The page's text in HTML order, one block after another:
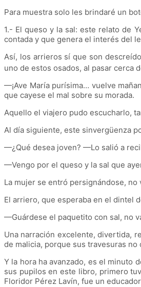
Para muestra solo les brindaré un
1.- El queso y la sal: este relato de
contada y que genera el interés del
Así, los arrieros sí que son
uno de estos osados, al pasar cerca
—¡Ave María purísima… vuelve
que cayese el mal sobre su morada.
Aquello el viajero pudo escucharlo,
Al día siguiente, este sinvergüenza
—¿Qué desea joven? —Lo salió a
—Vengo por el queso y la sal que
La mujer se entró persignándose, no
El arriero, que esperaba en el dintel
—Guárdese el paquetito con sal, no
Una narración excelente, divertida,
de malicia, porque sus travesuras
Y la hora ha avanzado, es el minuto
sus pupilos en este libro, primero
Floridor Pérez Lavín, fue un